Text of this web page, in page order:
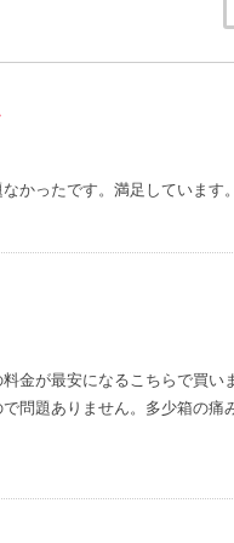
かったです。満足しています。
金が最安になるこちらで買い
問題ありません。多少箱の痛